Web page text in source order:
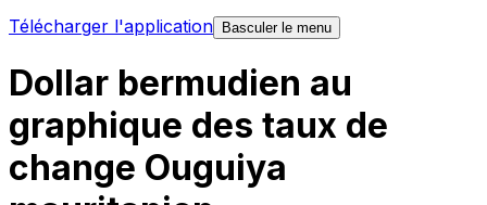
Télécharger l'application
Basculer le menu
Dollar bermudien au
graphique des taux de
change Ouguiya